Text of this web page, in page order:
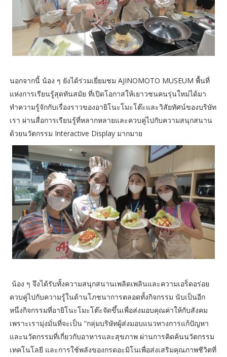
นอกจากนี้ น้อง ๆ ยังได้ร่วมเยี่ยมชม AJINOMOTO MUSEUM พื้นที่
แห่งการเรียนรู้สุดทันสมัย ที่เปิดโอกาสให้เยาวชนคนรุ่นใหม่ได้มา
ทำความรู้จักกับเรื่องราวของอายิโนะโมะโต๊ะและวิสัยทัศน์ของบริษัท
เรา ผ่านสื่อการเรียนรู้ที่หลากหลายและควบคู่ไปกับความสนุกสนาน
ด้วยนวัตกรรม Interactive Display มากมาย
น้อง ๆ จึงได้รับทั้งความสนุกสนานเพลิดเพลินและความเอร็ดอร่อย
ควบคู่ไปกับความรู้ในด้านโภชนาการตลอดทั้งกิจกรรม นับเป็นอีก
หนึ่งกิจกรรมที่อายิโนะโมะโต๊ะจัดขึ้นเพื่อส่งมอบคุณค่าให้กับสังคม
เพราะเรามุ่งมั่นที่จะเป็น “กลุ่มบริษัทผู้ส่งมอบแนวทางการแก้ปัญหา
และนวัตกรรมที่เกี่ยวกับอาหารและสุขภาพ ผ่านการคิดค้นนวัตกรรม
เทคโนโลยี และการใช้พลังของกรดอะมิโนเพื่อส่งเสริมคุณภาพชีวิตที่